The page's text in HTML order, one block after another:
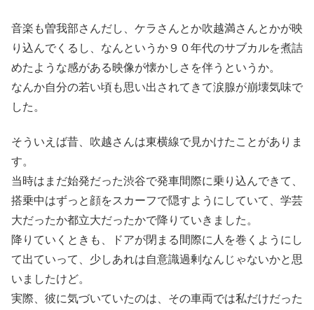
音楽も曽我部さんだし、ケラさんとか吹越満さんとかが映
り込んでくるし、なんというか９０年代のサブカルを煮詰
めたような感がある映像が懐かしさを伴うというか。
なんか自分の若い頃も思い出されてきて涙腺が崩壊気味で
した。
そういえば昔、吹越さんは東横線で見かけたことがありま
す。
当時はまだ始発だった渋谷で発車間際に乗り込んできて、
搭乗中はずっと顔をスカーフで隠すようにしていて、学芸
大だったか都立大だったかで降りていきました。
降りていくときも、ドアが閉まる間際に人を巻くようにし
て出ていって、少しあれは自意識過剰なんじゃないかと思
いましたけど。
実際、彼に気づいていたのは、その車両では私だけだった